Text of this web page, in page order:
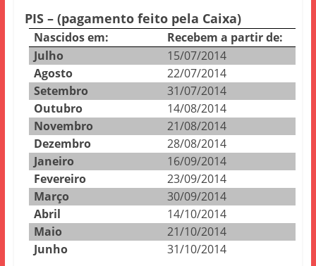
PIS – (pagamento feito pela Caixa)
Nascidos em:
Recebem a partir de:
Julho
15/07/2014
Agosto
22/07/2014
Setembro
31/07/2014
Outubro
14/08/2014
Novembro
21/08/2014
Dezembro
28/08/2014
Janeiro
16/09/2014
Fevereiro
23/09/2014
Março
30/09/2014
Abril
14/10/2014
Maio
21/10/2014
Junho
31/10/2014